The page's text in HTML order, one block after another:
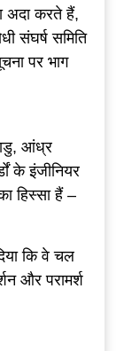
अदा करते हैं,
संघर्ष समिति
पर भाग
आंध्र
के इंजीनियर
हिस्सा हैं –
कि वे चल
और परामर्श